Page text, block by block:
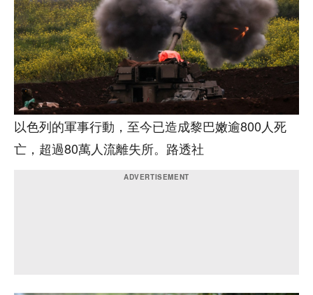
以色列的軍事行動，至今已造成黎巴嫩逾800人死
亡，超過80萬人流離失所。路透社